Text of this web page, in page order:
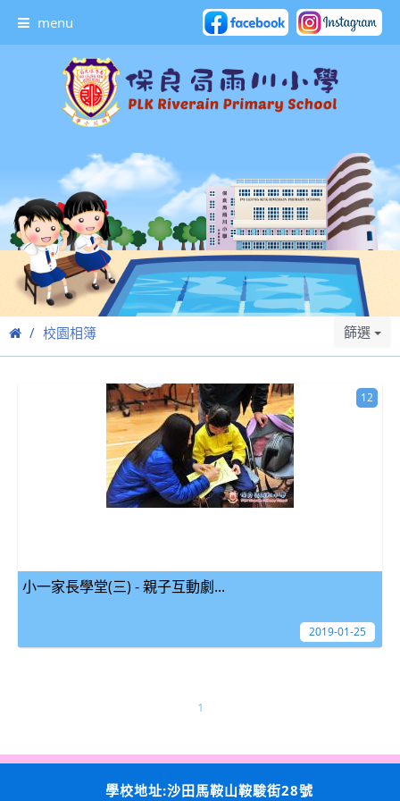
menu
校園相簿 篩選
小一家長學堂(三) - 親子互動劇...
12
2019-01-25
1
學校地址:沙田馬鞍山鞍駿街28號